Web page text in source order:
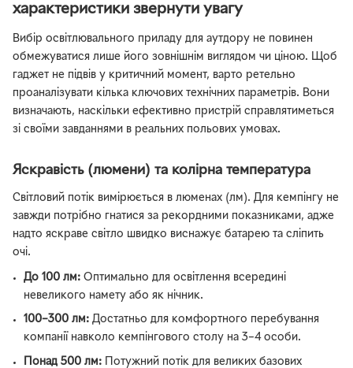
характеристики звернути увагу
Вибір освітлювального приладу для аутдору не повинен
обмежуватися лише його зовнішнім виглядом чи ціною. Щоб
гаджет не підвів у критичний момент, варто ретельно
проаналізувати кілька ключових технічних параметрів. Вони
визначають, наскільки ефективно пристрій справлятиметься
зі своїми завданнями в реальних польових умовах.
Яскравість (люмени) та колірна температура
Світловий потік вимірюється в люменах (лм). Для кемпінгу не
завжди потрібно гнатися за рекордними показниками, адже
надто яскраве світло швидко виснажує батарею та сліпить
очі.
До 100 лм: Оптимально для освітлення всередині
невеликого намету або як нічник.
100–300 лм: Достатньо для комфортного перебування
компанії навколо кемпінгового столу на 3–4 особи.
Понад 500 лм: Потужний потік для великих базових